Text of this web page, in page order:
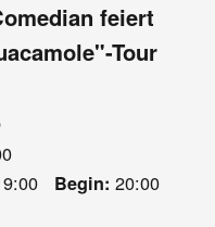
feiert
Tour
Begin: 20:00